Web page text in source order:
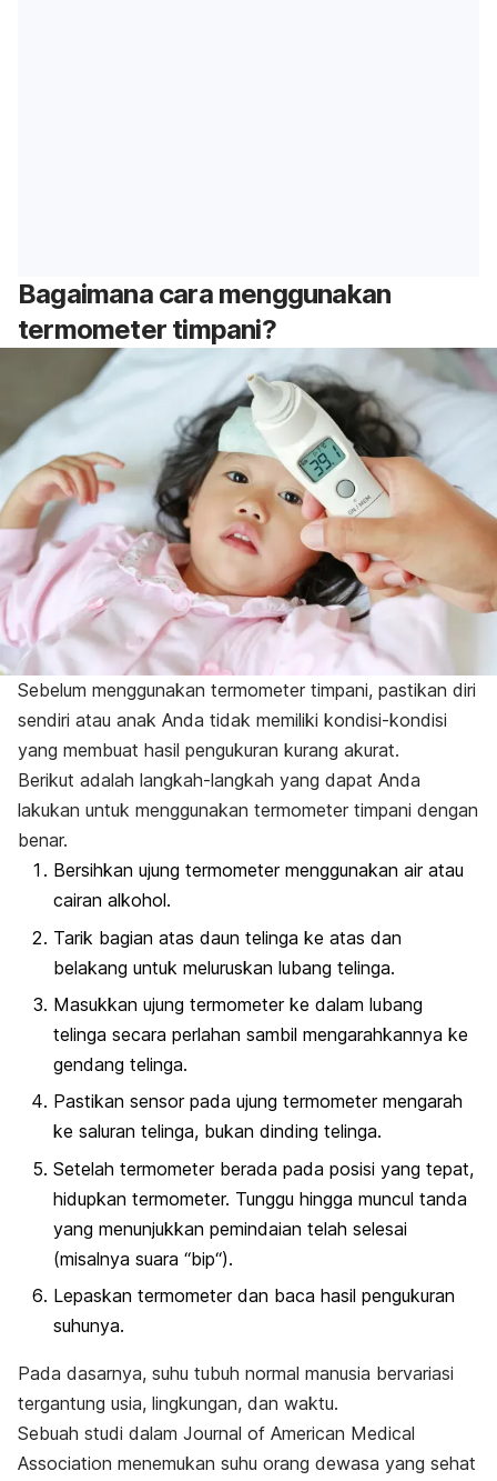
Bagaimana cara menggunakan
termometer timpani?
Sebelum menggunakan termometer timpani, pastikan diri
sendiri atau anak Anda tidak memiliki kondisi-kondisi
yang membuat hasil pengukuran kurang akurat.
Berikut adalah langkah-langkah yang dapat Anda
lakukan untuk menggunakan termometer timpani dengan
benar.
Bersihkan ujung termometer menggunakan air atau
cairan alkohol.
Tarik bagian atas daun telinga ke atas dan
belakang untuk meluruskan lubang telinga.
Masukkan ujung termometer ke dalam lubang
telinga secara perlahan sambil mengarahkannya ke
gendang telinga.
Pastikan sensor pada ujung termometer mengarah
ke saluran telinga, bukan dinding telinga.
Setelah termometer berada pada posisi yang tepat,
hidupkan termometer. Tunggu hingga muncul tanda
yang menunjukkan pemindaian telah selesai
(misalnya suara “bip“).
Lepaskan termometer dan baca hasil pengukuran
suhunya.
Pada dasarnya, suhu tubuh normal manusia bervariasi
tergantung usia, lingkungan, dan waktu.
Sebuah studi dalam Journal of American Medical
Association menemukan suhu orang dewasa yang sehat